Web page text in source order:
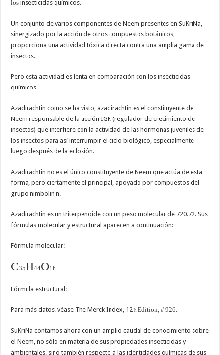
losinsecticidas químicos.
Un conjunto de varios componentes de Neem presentes en SuKriNa,
sinergizado por la acción de otros compuestos botánicos,
proporciona una actividad tóxica directa contra una amplia gama de
insectos.
Pero esta actividad es lenta en comparación con los insecticidas
químicos.
Azadirachtin como se ha visto, azadirachtin es el constituyente de
Neem responsable de la acción IGR (regulador de crecimiento de
insectos) que interfiere con la actividad de las hormonas juveniles de
los insectos para así interrumpir el ciclo biológico, especialmente
luego después de la eclosión.
Azadirachtin no es el único constituyente de Neem que actúa de esta
forma, pero ciertamente el principal, apoyado por compuestos del
grupo nimbolinin.
Azadirachtin es un triterpenoide con un peso molecular de 720.72. Sus
fórmulas molecular y estructural aparecen a continuación:
Fórmula molecular:
C35H44O16
Fórmula estructural:
Para más datos, véase The Merck Index, 12h Edition, # 926.
SuKriNa contamos ahora con un amplio caudal de conocimiento sobre
el Neem, no sólo en materia de sus propiedades insecticidas y
ambientales, sino también respecto a las identidades químicas de sus